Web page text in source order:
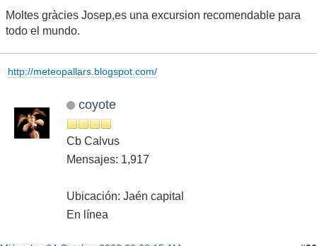
Moltes gràcies Josep,es una excursion recomendable para
todo el mundo.
http://meteopallars.blogspot.com/
coyote
Cb Calvus
Mensajes: 1,917
Ubicación: Jaén capital
En línea